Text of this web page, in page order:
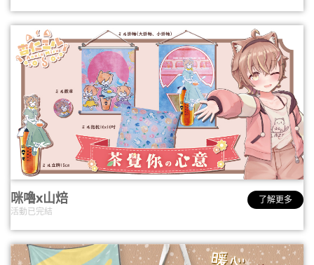
咪嚕x山焙
活動已完結
了解更多